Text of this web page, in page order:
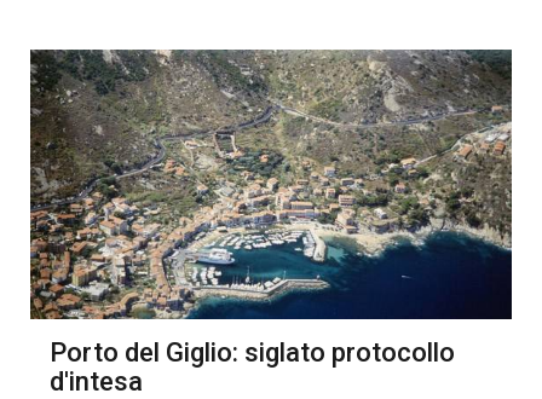
Porto del Giglio: siglato protocollo
d'intesa